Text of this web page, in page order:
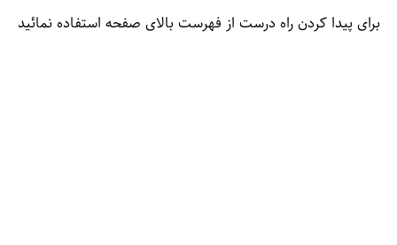
برای پیدا کردن راه درست از فهرست بالای صفحه استفاده نمائید